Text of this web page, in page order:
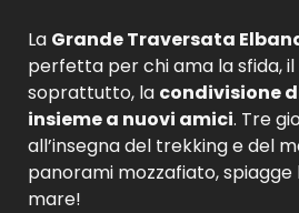
La Grande Traversata
perfetta per chi ama la sfida,
soprattutto, la condivisione
insieme a nuovi amici. Tre
all’insegna del trekking e del
panorami mozzafiato,
mare!